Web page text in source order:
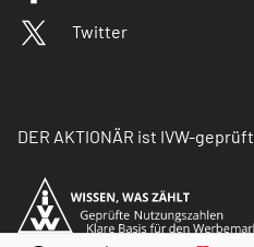
Twitter
DER AKTIONÄR ist IVW-geprüft